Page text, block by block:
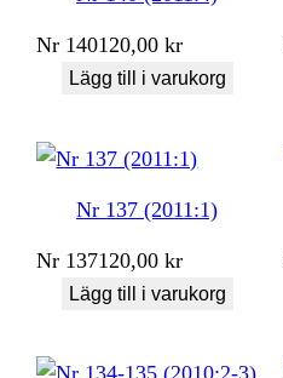
Nr 140120,00kr
Lägg till i varukorg
Nr 137 (2011:1)
Nr 137120,00kr
Lägg till i varukorg